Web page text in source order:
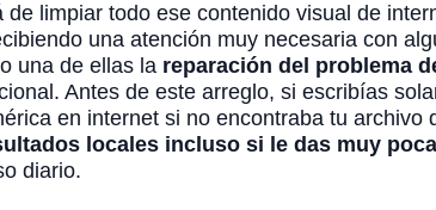
de limpiar todo ese contenido visual de
una atención muy necesaria con
una de ellas la reparación del problema
Antes de este arreglo, si escribías
en internet si no encontraba tu archivo
locales incluso si le das muy
diario.